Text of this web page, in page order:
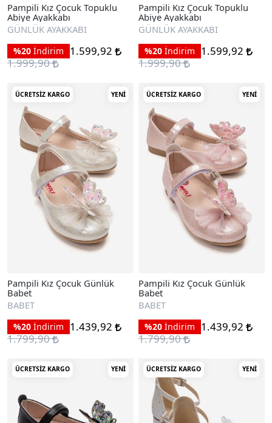
Pampili Kız Çocuk Topuklu
Abiye Ayakkabı
GÜNLÜK AYAKKABI
%20 İndirim
1.599,92
1.999,90
Pampili Kız Çocuk Topuklu
Abiye Ayakkabı
GÜNLÜK AYAKKABI
%20 İndirim
1.599,92
1.999,90
ÜCRETSIZ KARGO YENI
Pampili Kız Çocuk Günlük
Babet
BABET
%20 İndirim
1.439,92
1.799,90
ÜCRETSIZ KARGO YENI
Pampili Kız Çocuk Günlük
Babet
BABET
%20 İndirim
1.439,92
1.799,90
ÜCRETSIZ KARGO YENI ÜCRETSIZ KARGO YENI